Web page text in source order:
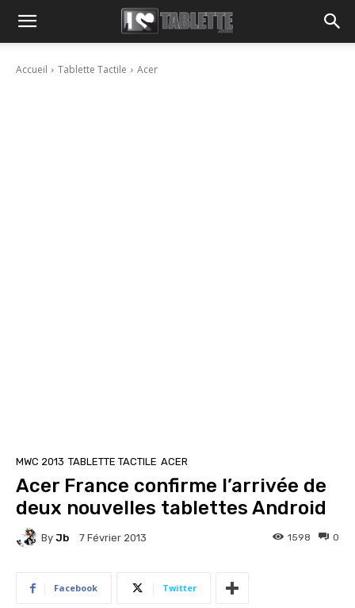
Accueil Tablette Tactile Acer
MWC 2013 TABLETTE TACTILE ACER
Acer France confirme l’arrivée de
deux nouvelles tablettes Android
By Jb 7 Février 2013 0
1598
Facebook Twitter